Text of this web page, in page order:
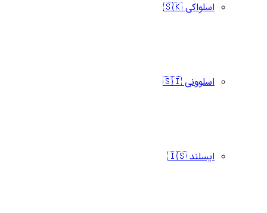
اسلواکی 🇸🇰
اسلوونی 🇸🇮
ایسلند 🇮🇸